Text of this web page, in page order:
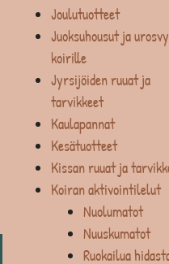
Joulutuotteet
Juoksuhousut ja
koirille
Jyrsijöiden ruuat ja
tarvikkeet
Kaulapannat
Kesätuotteet
Kissan ruuat ja
Koiran aktivointilelut
Nuolumatot
Nuuskumatot
Ruokailua